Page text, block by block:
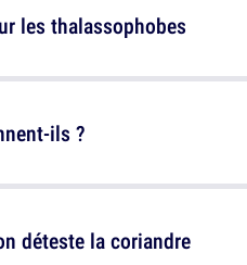
les thalassophobes
déteste la coriandre
ils ?